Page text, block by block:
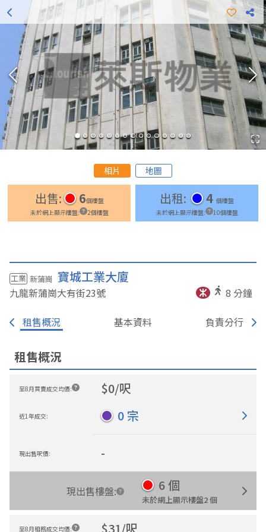
更多出租樓盤 更多出售樓盤
相片 地圖
出售: 6個樓盤
未於網上顯示樓盤: 2個樓盤
出租: 4 個樓盤
未於網上顯示樓盤: 10個樓盤
工業 新蒲崗 寶城工業大廈
九龍新蒲崗大有街23號 8 分鐘
租售概況 基本資料 負責分行
租售概況
至8月買賣成交均價: $0/呎
近1年成交: 0 宗
現出售呎價: -
現出售樓盤: 6個
未於網上顯示樓盤2個
至8月租務成交均價: $31/呎